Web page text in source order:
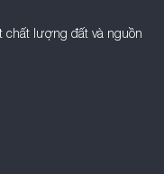
chất lượng đất và nguồn